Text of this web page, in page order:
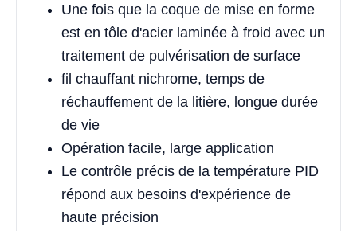
Une fois que la coque de mise en forme
est en tôle d'acier laminée à froid avec un
traitement de pulvérisation de surface
fil chauffant nichrome, temps de
réchauffement de la litière, longue durée
de vie
Opération facile, large application
Le contrôle précis de la température PID
répond aux besoins d'expérience de
haute précision